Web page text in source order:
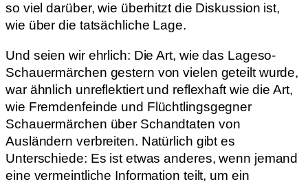
so viel darüber, wie überhitzt die Diskussion ist,
wie über die tatsächliche Lage.
Und seien wir ehrlich: Die Art, wie das Lageso-
Schauermärchen gestern von vielen geteilt wurde,
war ähnlich unreflektiert und reflexhaft wie die Art,
wie Fremdenfeinde und Flüchtlingsgegner
Schauermärchen über Schandtaten von
Ausländern verbreiten. Natürlich gibt es
Unterschiede: Es ist etwas anderes, wenn jemand
eine vermeintliche Information teilt, um ein